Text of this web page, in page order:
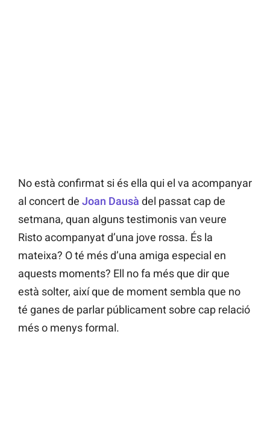
No està confirmat si és ella qui el va acompanyar
al concert de Joan Dausà del passat cap de
setmana, quan alguns testimonis van veure
Risto acompanyat d’una jove rossa. És la
mateixa? O té més d’una amiga especial en
aquests moments? Ell no fa més que dir que
està solter, així que de moment sembla que no
té ganes de parlar públicament sobre cap relació
més o menys formal.